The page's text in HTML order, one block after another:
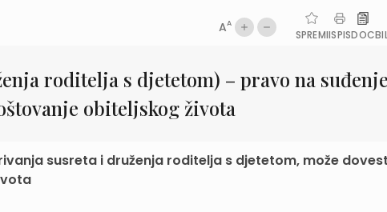
AA
SPREMIISPISDOC
roditelja s djetetom) – pravo na suđenje
obiteljskog života
susreta i druženja roditelja s djetetom, može